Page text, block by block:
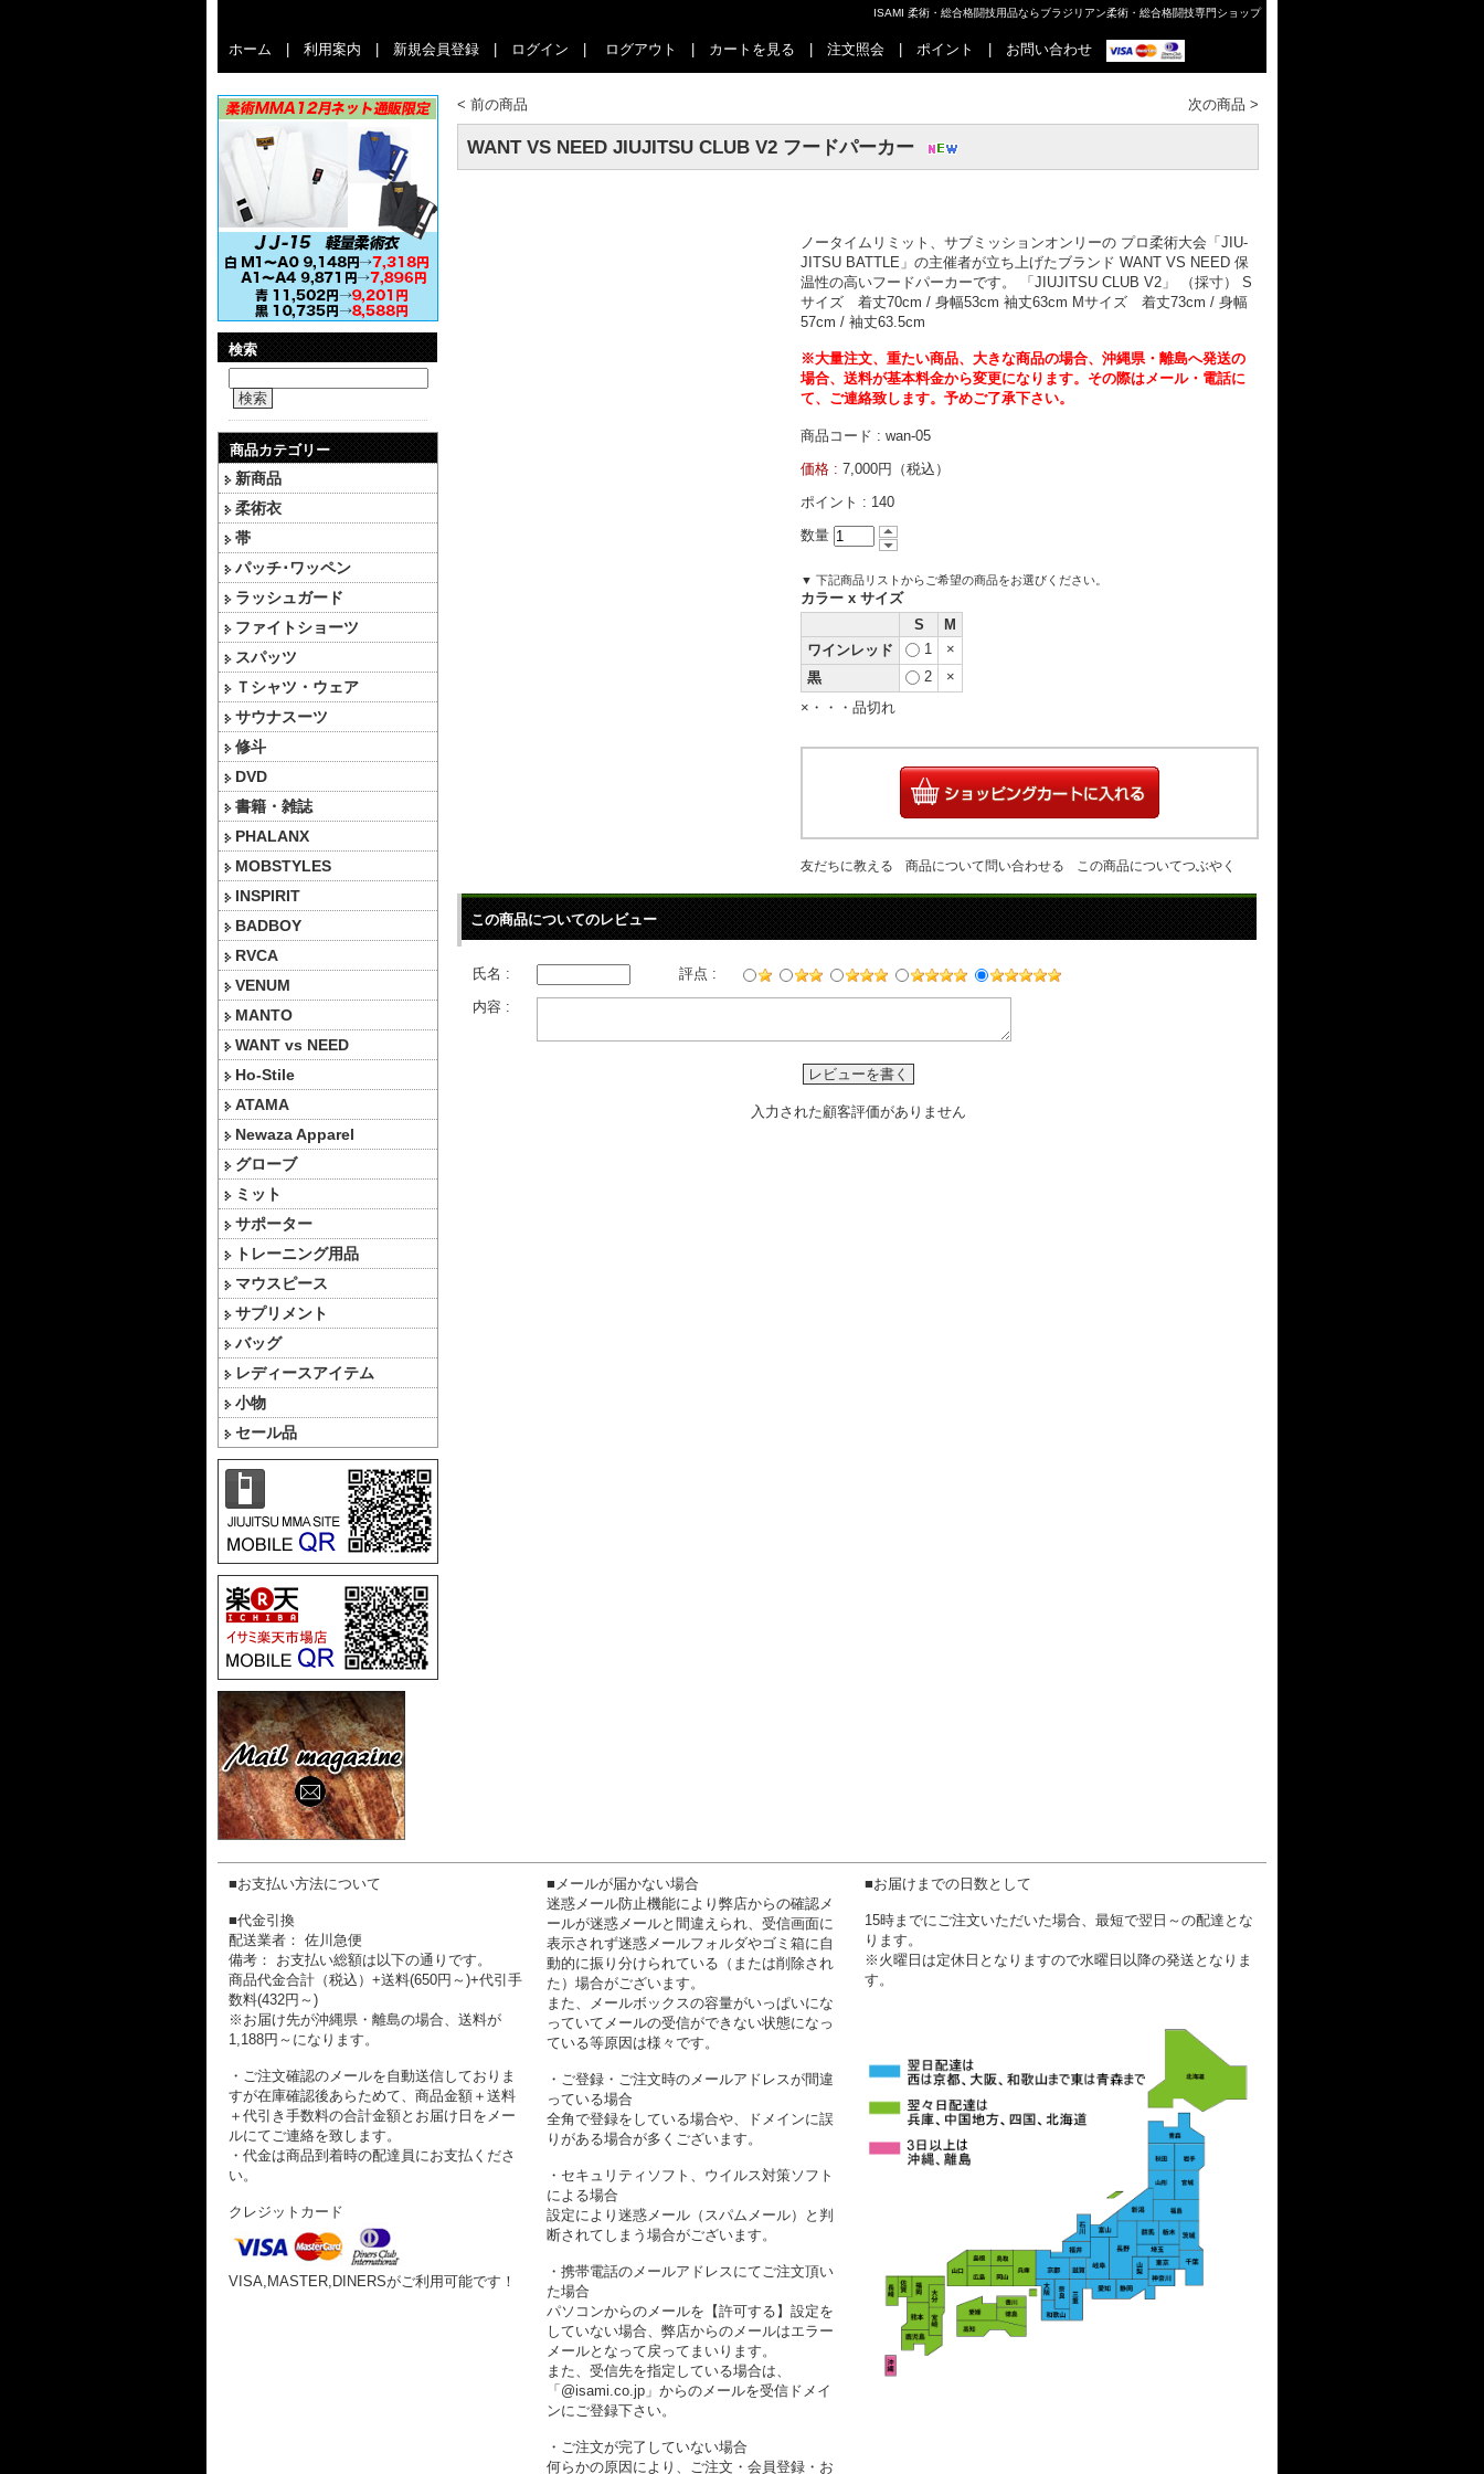
ISAMI 柔術・総合格闘技用品ならブラジリアン柔術・総合格闘技専門ショップ
ホーム 利用案内 新規会員登録 ログイン ログアウト カートを見る 注文照会 ポイント お問い合わせ
検索
検索
商品カテゴリー
新商品
柔術衣
帯
パッチ･ワッペン
ラッシュガード
ファイトショーツ
スパッツ
Ｔシャツ・ウェア
サウナスーツ
修斗
DVD
書籍・雑誌
PHALANX
MOBSTYLES
INSPIRIT
BADBOY
RVCA
VENUM
MANTO
WANT vs NEED
Ho-Stile
ATAMA
Newaza Apparel
グローブ
ミット
サポーター
トレーニング用品
マウスピース
サプリメント
バッグ
レディースアイテム
小物
セール品
< 前の商品 次の商品 >
WANT VS NEED JIUJITSU CLUB V2 フードパーカー
ノータイムリミット、サブミッションオンリーの プロ柔術大会「JIU-
JITSU BATTLE」の主催者が立ち上げたブランド WANT VS NEED 保
温性の高いフードパーカーです。 「JIUJITSU CLUB V2」 （採寸） S
サイズ 着丈70cm / 身幅53cm 袖丈63cm Mサイズ 着丈73cm / 身幅
57cm / 袖丈63.5cm
※大量注文、重たい商品、大きな商品の場合、沖縄県・離島へ発送の
場合、送料が基本料金から変更になります。その際はメール・電話に
て、ご連絡致します。予めご了承下さい。
商品コード : wan-05
価格 : 7,000円（税込）
ポイント : 140
数量
▼ 下記商品リストからご希望の商品をお選びください。
カラー x サイズ
S
M
ワインレッド
1
×
黒
2
×
×・・・品切れ
友だちに教える 商品について問い合わせる この商品についてつぶやく
この商品についてのレビュー
氏名 :
評点 :
内容 :
レビューを書く
入力された顧客評価がありません
■お支払い方法について
■代金引換
配送業者： 佐川急便
備考： お支払い総額は以下の通りです。
商品代金合計（税込）+送料(650円～)+代引手
数料(432円～)
※お届け先が沖縄県・離島の場合、送料が
1,188円～になります。
・ご注文確認のメールを自動送信しておりま
すが在庫確認後あらためて、商品金額＋送料
＋代引き手数料の合計金額とお届け日をメー
ルにてご連絡を致します。
・代金は商品到着時の配達員にお支払くださ
い。
クレジットカード
VISA,MASTER,DINERSがご利用可能です！
■メールが届かない場合
迷惑メール防止機能により弊店からの確認メ
ールが迷惑メールと間違えられ、受信画面に
表示されず迷惑メールフォルダやゴミ箱に自
動的に振り分けられている（または削除され
た）場合がございます。
また、メールボックスの容量がいっぱいにな
っていてメールの受信ができない状態になっ
ている等原因は様々です。
・ご登録・ご注文時のメールアドレスが間違
っている場合
全角で登録をしている場合や、ドメインに誤
りがある場合が多くございます。
・セキュリティソフト、ウイルス対策ソフト
による場合
設定により迷惑メール（スパムメール）と判
断されてしまう場合がございます。
・携帯電話のメールアドレスにてご注文頂い
た場合
パソコンからのメールを【許可する】設定を
していない場合、弊店からのメールはエラー
メールとなって戻ってまいります。
また、受信先を指定している場合は、
「@isami.co.jp」からのメールを受信ドメイ
ンにご登録下さい。
・ご注文が完了していない場合
何らかの原因により、ご注文・会員登録・お
■お届けまでの日数として
15時までにご注文いただいた場合、最短で翌日～の配達とな
ります。
※火曜日は定休日となりますので水曜日以降の発送となりま
す。